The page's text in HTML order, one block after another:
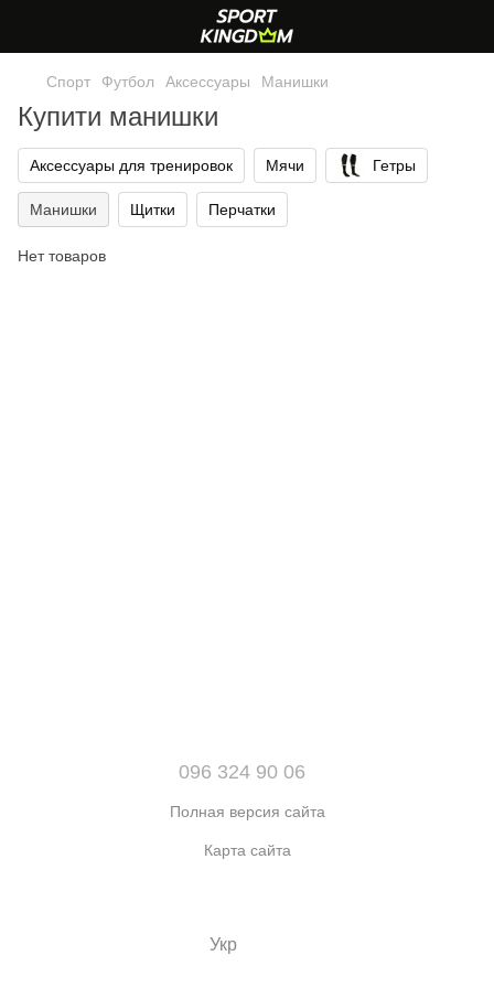
Спорт Футбол Аксессуары Манишки
Купити манишки
Аксессуары для тренировок Мячи Гетры
Манишки Щитки Перчатки
Нет товаров
096 324 90 06
Полная версия сайта
Карта сайта
Укр